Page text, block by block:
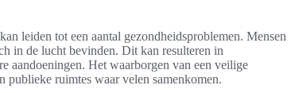
leiden tot een aantal gezondheidsproblemen. Mensen
in de lucht bevinden. Dit kan resulteren in
aandoeningen. Het waarborgen van een veilige
ruimtes waar velen samenkomen.